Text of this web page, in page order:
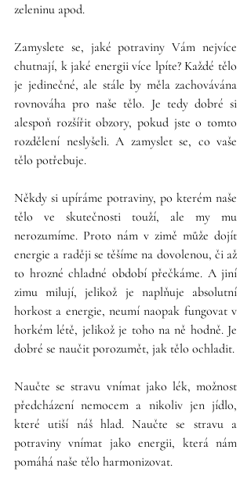
zeleninu apod.
Zamyslete se, jaké potraviny Vám nejvíce
chutnají, k jaké energii více lpíte? Každé tělo
je jedinečné, ale stále by měla zachovávána
rovnováha pro naše tělo. Je tedy dobré si
alespoň rozšířit obzory, pokud jste o tomto
rozdělení neslyšeli. A zamyslet se, co vaše
tělo potřebuje.
Někdy si upíráme potraviny, po kterém naše
tělo ve skutečnosti touží, ale my mu
nerozumíme. Proto nám v zimě může dojít
energie a raději se těšíme na dovolenou, či až
to hrozné chladné období přečkáme. A jiní
zimu milují, jelikož je naplňuje absolutní
horkost a energie, neumí naopak fungovat v
horkém létě, jelikož je toho na ně hodně. Je
Naučte se stravu vnímat jako lék, možnost
předcházení nemocem a nikoliv jen jídlo,
které utiší náš hlad. Naučte se stravu a
potraviny vnímat jako energii, která nám
pomáhá naše tělo harmonizovat.